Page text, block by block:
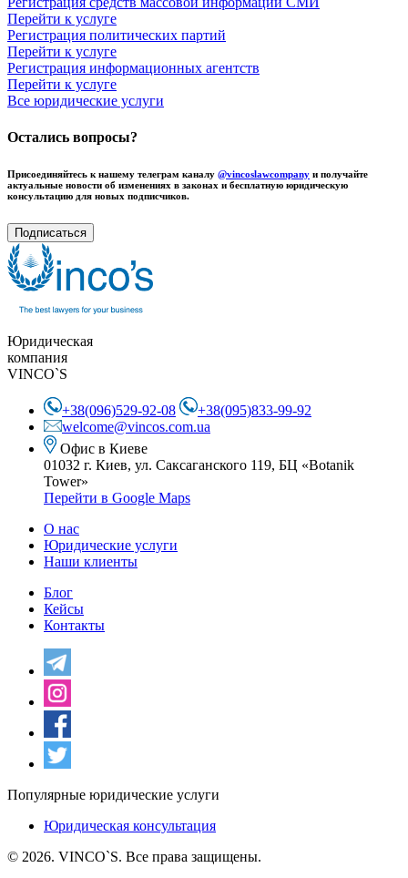
Перейти к услуге
Регистрация политических партий
Перейти к услуге
Регистрация информационных агентств
Перейти к услуге
Все юридические услуги
Остались вопросы?
Присоединяйтесь к нашему телеграм каналу @vincoslawcompany и получайте
актуальные новости об изменениях в законах и бесплатную юридическую
консультацию для новых подписчиков.
Подписаться
Юридическая
компания
VINCO`S
+38(096)529-92-08
+38(095)833-99-92
welcome@vincos.com.ua
Офис в Киеве
01032 г. Киев, ул. Саксаганского 119, БЦ «Botanik
Tower»
Перейти в Google Maps
О нас
Юридические услуги
Наши клиенты
Блог
Кейсы
Контакты
Популярные юридические услуги
Юридическая консультация
© 2026. VINCO`S. Все права защищены.